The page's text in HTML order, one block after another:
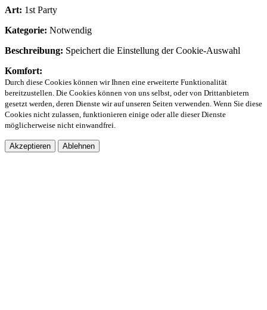
Art: 1st Party
Kategorie: Notwendig
Beschreibung: Speichert die Einstellung der Cookie-Auswahl
Komfort:
Durch diese Cookies können wir Ihnen eine erweiterte Funktionalität
bereitzustellen. Die Cookies können von uns selbst, oder von Drittanbietern
gesetzt werden, deren Dienste wir auf unseren Seiten verwenden. Wenn Sie diese
Cookies nicht zulassen, funktionieren einige oder alle dieser Dienste
möglicherweise nicht einwandfrei.
Akzeptieren Ablehnen